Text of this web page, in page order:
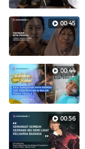
00:45
00:44
00:56